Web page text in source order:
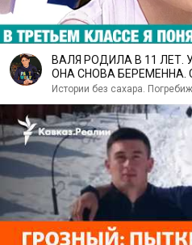
ВАЛЯ РОДИЛА В 11 ЛЕТ.
ОНА СНОВА БЕРЕМЕННА.
ДЕТИ
Истории без сахара.